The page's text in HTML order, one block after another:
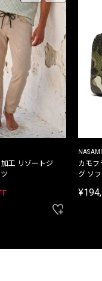
工 リゾートジ
カモフ
グ ソ